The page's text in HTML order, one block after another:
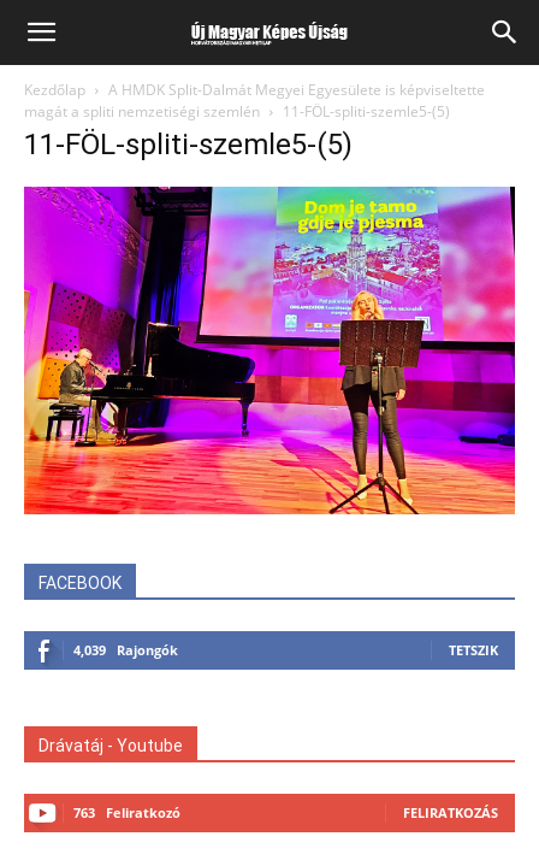
Kezdőlap
A HMDK Split-Dalmát Megyei Egyesülete is képviseltette
magát a spliti nemzetiségi szemlén
11-FÖL-spliti-szemle5-(5)
11-FÖL-spliti-szemle5-(5)
FACEBOOK
4,039 Rajongók TETSZIK
Drávatáj - Youtube
763 Feliratkozó FELIRATKOZÁS